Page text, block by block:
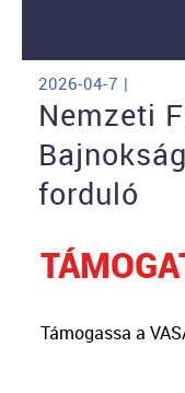
2026-04-7 |
Nemzeti
forduló
Támogassa a